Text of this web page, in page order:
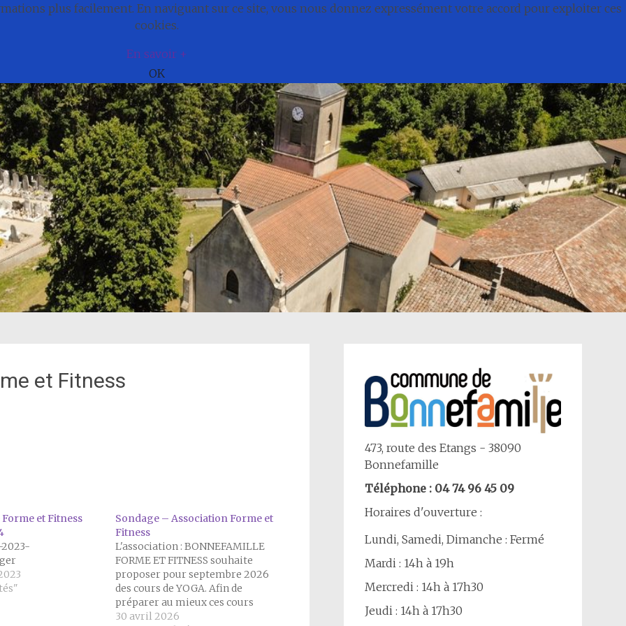
Cadre de vie
et Fitness
et Fitness
Sondage – Association Forme et
Fitness
L'association : BONNEFAMILLE
FORME ET FITNESS souhaite
proposer pour septembre 2026
des cours de YOGA. Afin de
préparer au mieux ces cours
l'association sollicite les habitants
30 avril 2026
473, route des Etangs - 38090
Bonnefamille
Téléphone : 04 74 96 45 09
Horaires d'ouverture :
Lundi, Samedi, Dimanche : Fermé
Mardi : 14h à 19h
Mercredi : 14h à 17h30
Jeudi : 14h à 17h30
plus facilement. En naviguant sur ce site, vous nous donnez expressément votre accord pour exploiter ces
cookies.
En savoir +
OK